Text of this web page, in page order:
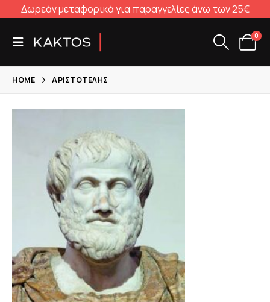
Δωρεάν μεταφορικά για παραγγελίες άνω των 25€
0
HOME ΑΡΙΣΤΟΤΈΛΗΣ